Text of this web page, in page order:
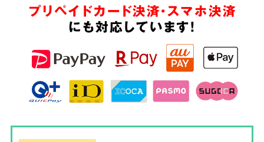
プリペイドカード決済・スマホ決済
にも対応しています!